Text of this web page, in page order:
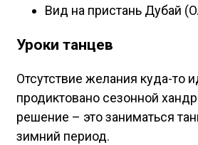
Вид на пристань Дубай
Уроки танцев
Отсутствие желания куда-то
продиктовано сезонной
решение – это заниматься
зимний период.